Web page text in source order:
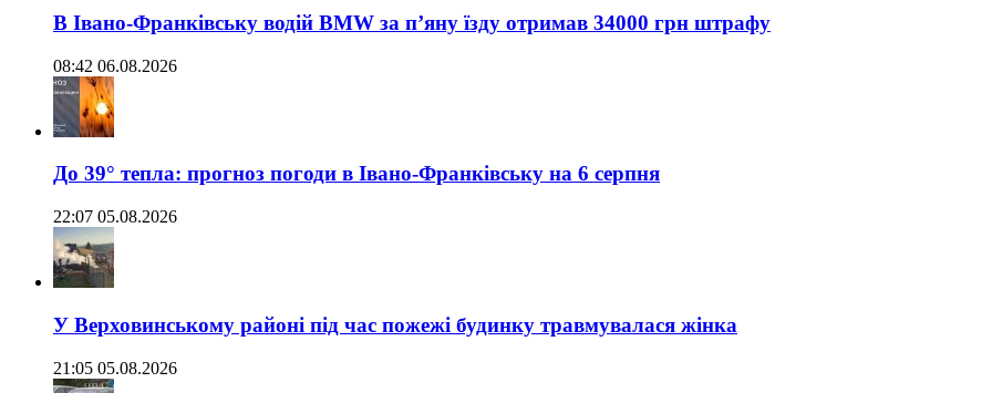
В Івано-Франківську водій BMW за п’яну їзду отримав 34000 грн штрафу
08:42 06.08.2026
До 39° тепла: прогноз погоди в Івано-Франківську на 6 серпня
22:07 05.08.2026
У Верховинському районі під час пожежі будинку травмувалася жінка
21:05 05.08.2026